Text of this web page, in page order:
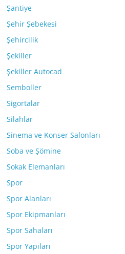
Şantiye
Şehir Şebekesi
Şehircilik
Şekiller
Şekiller Autocad
Semboller
Sigortalar
Silahlar
Sinema ve Konser Salonları
Soba ve Şömine
Sokak Elemanları
Spor
Spor Alanları
Spor Ekipmanları
Spor Sahaları
Spor Yapıları